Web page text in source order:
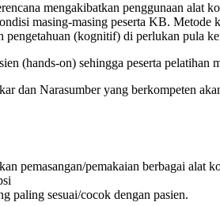
mengakibatkan penggunaan alat
masing-masing peserta KB.
pengetahuan (kognitif) di perlukan pula
(hands-on) sehingga peserta
dan Narasumber yang berkompeten
pemasangan/pemakaian berbagai alat
paling sesuai/cocok dengan pasien.